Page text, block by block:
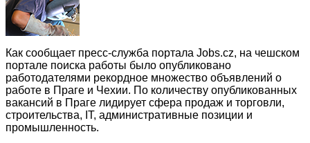
Как сообщает пресс-служба портала Jobs.cz, на чешском
портале поиска работы было опубликовано
работодателями рекордное множество объявлений о
работе в Праге и Чехии. По количеству опубликованных
вакансий в Праге лидирует сфера продаж и торговли,
строительства, IT, административные позиции и
промышленность.